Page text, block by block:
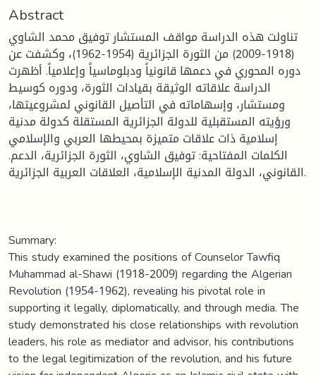
Abstract
تناولت هذه الدراسة مواقف المستشار توفيق محمد الشاوي
(1918-2009) من الثورة الجزائرية (1954-1962)، وكشفت عن
دوره المحوري في دعمها قانونياً ودبلوماسياً وإعلامياً. أظهرت
الدراسة علاقاته الوثيقة بقيادات الثورة، ودوره كوسيط
ومستشار، وإسهاماته في التأصيل القانوني لمشروعيتها،
ورؤيته المستقبلية للدولة الجزائرية المستقلة كدولة مدنية
إسلامية ذات علاقات متميزة بمحيطها العربي والإسلامي
.الكلمات المفتاحية: توفيق الشاوي، الثورة الجزائرية، الدعم
القانوني، الدولة المدنية الإسلامية، العلاقات العربية الجزائرية.
Summary:
This study examined the positions of Counselor Tawfiq
Muhammad al-Shawi (1918-2009) regarding the Algerian
Revolution (1954-1962), revealing his pivotal role in
supporting it legally, diplomatically, and through media. The
study demonstrated his close relationships with revolution
leaders, his role as mediator and advisor, his contributions
to the legal legitimization of the revolution, and his future